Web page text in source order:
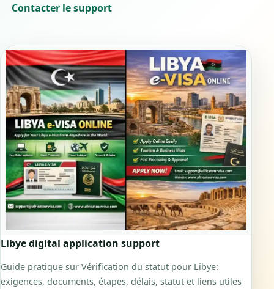
Contacter le support
Libye digital application support
Guide pratique sur Vérification du statut pour Libye:
exigences, documents, étapes, délais, statut et liens utiles